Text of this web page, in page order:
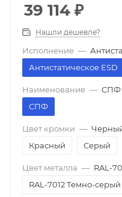
39 114 ₽
Нашли дешевле?
Исполнение —
Антистатическое ESD
Наименование — СПФ
СПФ
Цвет кромки —
Красный
Серый
Цвет металла — RAL-
RAL-7012 Темно-серый